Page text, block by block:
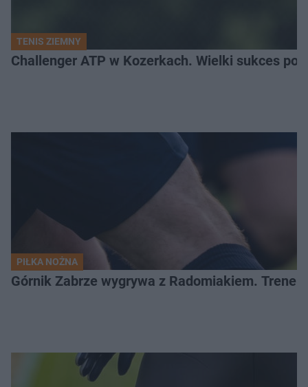
TENIS ZIEMNY
Challenger ATP w Kozerkach. Wielki sukces
PIŁKA NOŻNA
Górnik Zabrze wygrywa z Radomiakiem. Trener